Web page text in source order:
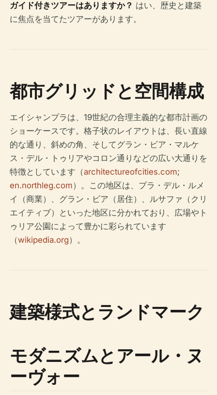
ガイド付きツアーはありますか？ はい、歴史と建築
に焦点を当てたツアーがあります。
都市グリッドと空間構成
エイシャンプラは、19世紀の合理主義的な都市計画の
ショーケースです。格子状のレイアウトは、長い直線
的な通り、斜めの角、そしてグラン・ビア・マルケ
ス・デル・トゥリアやコロン通りなどの広い大通りを
特徴としています（architectureofcities.com;
en.northleg.com）。この地区は、プラ・デル・ルメ
イ（商業）、グラン・ビア（居住）、ルサファ（クリ
エイティブ）といった地区に分かれており、広場やト
ゥリア公園によって豊かに彩られています
（wikipedia.org）。
建築様式とランドマーク
モダニズムとアール・ヌ
ーヴォー